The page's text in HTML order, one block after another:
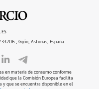
33206 , Gijón, Asturias, España
en materia de consumo conforme
que la Comisión Europea facilita
que se encuentra disponible en el